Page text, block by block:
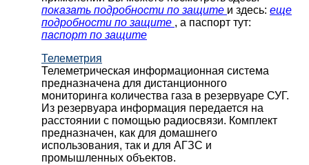
показать подробности по защите и здесь: еще
подробности по защите , а паспорт тут:
паспорт по защите
Телеметрия
Телеметрическая информационная система
предназначена для дистанционного
мониторинга количества газа в резервуаре СУГ.
Из резервуара информация передается на
расстоянии с помощью радиосвязи. Комплект
предназначен, как для домашнего
использования, так и для АГЗС и
промышленных объектов.